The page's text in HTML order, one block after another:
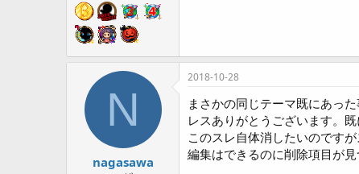
N
nagasawa
2018-10-28
まさかの同じテーマ既にあった
レスありがとうございます。
このスレ自体消したいのです
編集はできるのに削除項目が